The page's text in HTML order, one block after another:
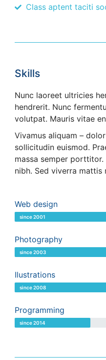
Class aptent taciti
Skills
Nunc laoreet ultricies
hendrerit. Nunc
volutpat. Mauris vitae
Vivamus aliquam –
sollicitudin euismod.
massa semper
nibh. Sed viverra mattis
Web design
since 2001
Photography
since 2003
Ilustrations
since 2008
Programming
since 2014